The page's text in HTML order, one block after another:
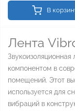
В
Лента
компонентом в
помещений. Этот
используется для
вибраций в